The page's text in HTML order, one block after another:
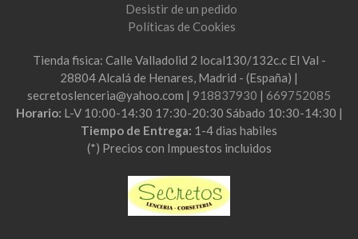
Desistir de un pedido
Políticas de Cookies
Tienda fisica: Calle Valladolid 2 local130/132c.c El Val -
28804 Alcalá de Henares, Madrid - (España) |
secretoslenceria@yahoo.com | 918837930 | 669752085
Horario: L-V 10:00-14:30 17:30-20:30 Sábado 10:30-14:30 |
Tiempo de Entrega: 1-4 dias habiles
(*) Precios con Impuestos incluidos